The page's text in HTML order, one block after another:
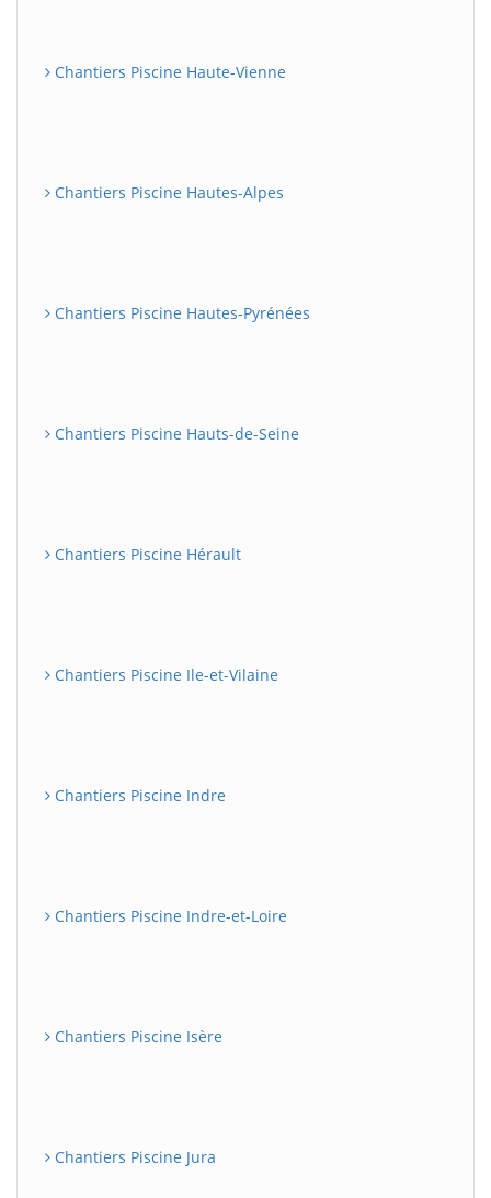
Chantiers Piscine Haute-Vienne
Chantiers Piscine Hautes-Alpes
Chantiers Piscine Hautes-Pyrénées
Chantiers Piscine Hauts-de-Seine
Chantiers Piscine Hérault
Chantiers Piscine Ile-et-Vilaine
Chantiers Piscine Indre
Chantiers Piscine Indre-et-Loire
Chantiers Piscine Isère
Chantiers Piscine Jura